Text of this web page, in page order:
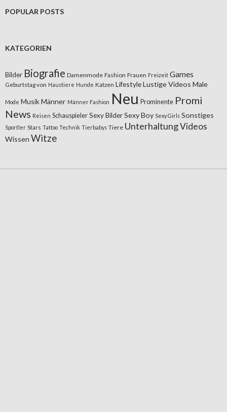
POPULAR POSTS
KATEGORIEN
Bilder Biografie Damenmode Fashion Frauen Freizeit Games
Geburtstag von Haustiere Hunde Katzen LifestyleLustige Videos Male
Mode MusikMänner Männer Fashion Neu Prominente Promi
News Reisen Schauspieler Sexy BilderSexy Boy Sexy Girls Sonstiges
Sportler Stars Tattoo Technik Tierbabys Tiere UnterhaltungVideos
Wissen Witze